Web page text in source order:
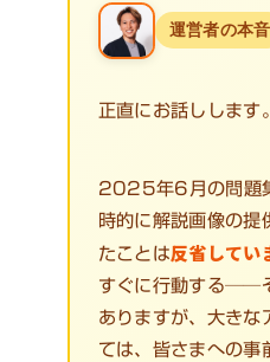
運営者の本音
正直にお話しします。
2025年6月の問題
時的に解説画像の提
たことは反省してい
すぐに行動する──
ありますが、大きな
ては、皆さまへの事